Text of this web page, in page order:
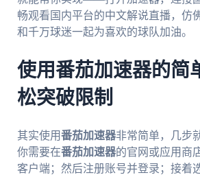
畅观看国内平台的中文解说直播，仿
和千万球迷一起为喜欢的球队加油。
使用番茄加速器的简
松突破限制
其实使用番茄加速器非常简单，几步
你需要在番茄加速器的官网或应用商
客户端；然后注册账号并登录；接着